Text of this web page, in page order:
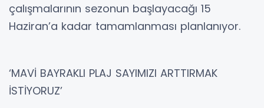
çalışmalarının sezonun başlayacağı 15
Haziran’a kadar tamamlanması planlanıyor.
‘MAVİ BAYRAKLI PLAJ SAYIMIZI ARTTIRMAK
İSTİYORUZ’